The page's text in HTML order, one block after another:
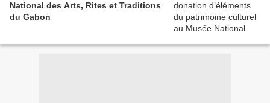
National des Arts, Rites et Traditions
du Gabon